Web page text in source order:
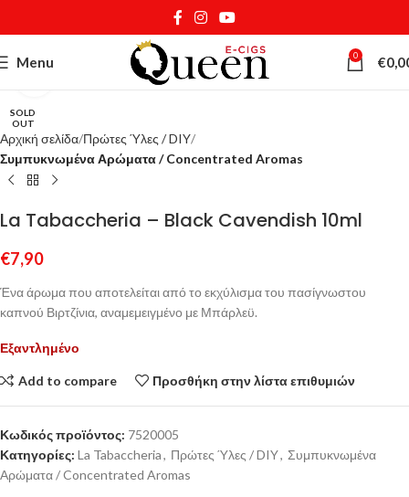
Menu 0 €
SOLD
OUT
Κάντε κλικ για μεγέθυνση
Αρχική σελίδα Πρώτες Ύλες / DIY
Συμπυκνωμένα Αρώματα / Concentrated Aromas
La Tabaccheria – Black Cavendish 10ml
€7,90
Ένα άρωμα που αποτελείται από το εκχύλισμα του πασίγνωστου
καπνού Βιρτζίνια, αναμεμειγμένο με Μπάρλεϋ.
Εξαντλημένο
Add to compare Προσθήκη στην λίστα επιθυμιών
Κωδικός προϊόντος: 7520005
Κατηγορίες: La Tabaccheria, Πρώτες Ύλες / DIY, Συμπυκνωμένα
Αρώματα / Concentrated Aromas